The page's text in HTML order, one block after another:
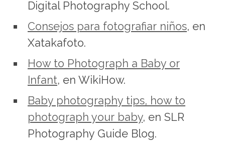
Digital Photography School.
Consejos para fotografiar niños, en
Xatakafoto.
How to Photograph a Baby or
Infant, en WikiHow.
Baby photography tips, how to
photograph your baby, en SLR
Photography Guide Blog.